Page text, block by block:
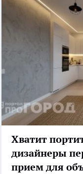
Хватит
дизайнеры
прием для